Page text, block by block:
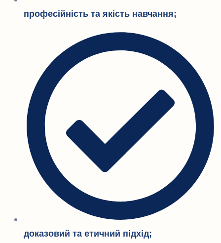
професійність та якість навчання;
доказовий та етичний підхід;